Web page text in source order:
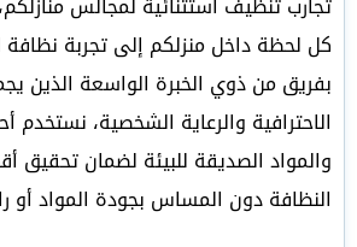
كل لحظة داخل منزلكم إلى تجربة نظافة
بفريق من ذوي الخبرة الواسعة الذين
الاحترافية والرعاية الشخصية، نستخدم
والمواد الصديقة للبيئة لضمان
النظافة دون المساس بجودة المواد أو